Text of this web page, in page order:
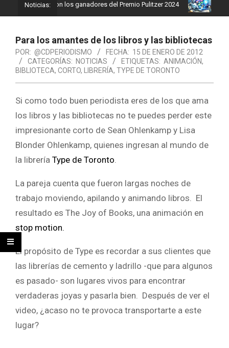
Noticias:
Estos son los ganadores del Premio Pulitzer 2024
Para los amantes de los libros y las bibliotecas
POR: @CDPERIODISMO FECHA: 15 DE ENERO DE 2012
CATEGORÍAS: NOTICIAS ETIQUETAS: ANIMACIÓN,
BIBLIOTECA, CORTO, LIBRERÍA, TYPE DE TORONTO
Si como todo buen periodista eres de los que ama
los libros y las bibliotecas no te puedes perder este
impresionante corto de Sean Ohlenkamp y Lisa
Blonder Ohlenkamp, quienes ingresan al mundo de
la librería Type de Toronto
La pareja cuenta que fueron largas noches de
trabajo moviendo, apilando y animando libros. El
resultado es The Joy of Books, una animación en
stop motion.
El propósito de Type es recordar a sus clientes que
las librerías de cemento y ladrillo -que para algunos
es pasado- son lugares vivos para encontrar
verdaderas joyas y pasarla bien. Después de ver el
video, ¿acaso no te provoca transportarte a este
lugar?